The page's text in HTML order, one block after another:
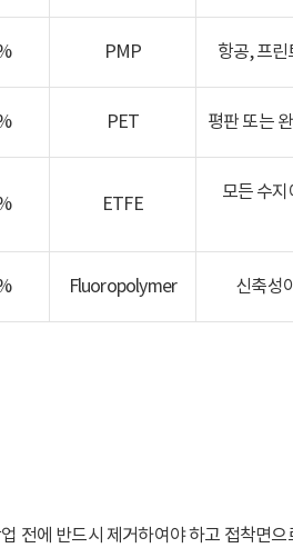
PMP 항공, 프
PET 평판 또는
ETFE
모든 수
Fluoropolymer 신축성
전에 반드시 제거하여야 하고 접착면